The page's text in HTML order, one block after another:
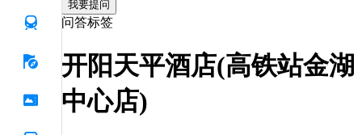
我要提问
问答标签
开阳天平酒店(高铁站金湖
中心店)